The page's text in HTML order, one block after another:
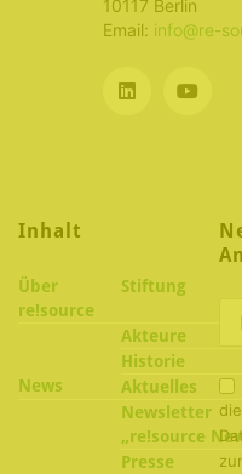
10117 Berlin
Email: info@re-
Inhalt
Über
re!source
Stiftung
Akteure
Historie
News
Aktuelles
Newsletter
„re!source
Presse
die